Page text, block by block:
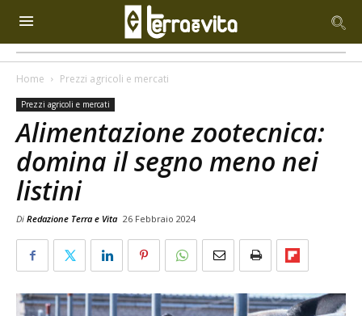
Home Prezzi agricoli e mercati
Prezzi agricoli e mercati
Alimentazione zootecnica:
domina il segno meno nei
listini
Di Redazione Terra e Vita 26 Febbraio 2024